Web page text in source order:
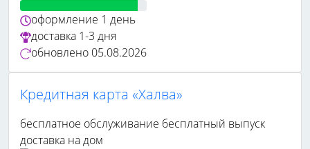
оформление 1 день
доставка 1-3 дня
обновлено 05.08.2026
Кредитная карта «Халва»
бесплатное обслуживание бесплатный выпуск
доставка на дом